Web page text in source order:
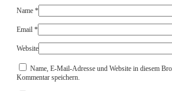
Name *
Email *
Website
Name, E-Mail-Adresse und Website in diesem
Kommentar speichern.